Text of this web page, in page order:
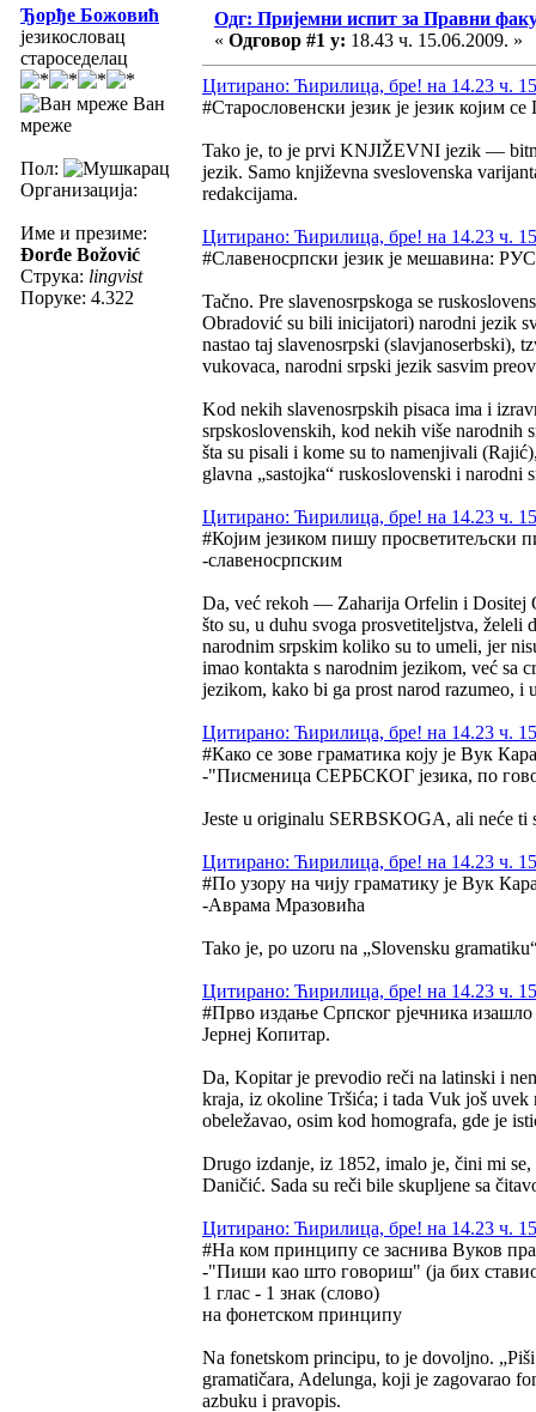
Ђорђе Божовић
језикословац
староседелац
Ван
мреже
Пол:
Организација:
Име и презиме:
Đorđe Božović
Струка: lingvist
Поруке: 4.322
Одг: Пријемни испит за Правни
« Одговор #1 у: 18.43 ч. 15.06.2009. »
Цитирано: Ћирилица, бре! на 14.23 ч.
#Старословенски језик је језик којим
Tako je, to je prvi KNJIŽEVNI jezik —
jezik. Samo književna sveslovenska
redakcijama.
Цитирано: Ћирилица, бре! на 14.23 ч.
#Славеносрпски језик је
Tačno. Pre slavenosrpskoga se
Obradović su bili inicijatori) narodni jezik
nastao taj slavenosrpski (slavjanoserbski),
vukovaca, narodni srpski jezik sasvim
Kod nekih slavenosrpskih pisaca ima i
srpskoslovenskih, kod nekih više
šta su pisali i kome su to namenjivali
glavna „sastojka“ ruskoslovenski i narodni
Цитирано: Ћирилица, бре! на 14.23 ч.
#Којим језиком пишу просветитељски
-славеносрпским
Da, već rekoh — Zaharija Orfelin i Dositej
što su, u duhu svoga prosvetiteljstva, želeli
narodnim srpskim koliko su to umeli, jer
imao kontakta s narodnim jezikom, već sa
jezikom, kako bi ga prost narod razumeo, i
Цитирано: Ћирилица, бре! на 14.23 ч.
#Како се зове граматика коју је Вук
-"Писменица СЕРБСКОГ језика, по
Jeste u originalu SERBSKOGA, ali neće ti
Цитирано: Ћирилица, бре! на 14.23 ч.
#По узору на чију граматику је Вук
-Аврама Мразовића
Tako je, po uzoru na „Slovensku
Цитирано: Ћирилица, бре! на 14.23 ч.
#Прво издање Српског рјечника изашло
Јернеј Копитар.
Da, Kopitar je prevodio reči na latinski i
kraja, iz okoline Tršića; i tada Vuk još
obeležavao, osim kod homografa, gde je
Drugo izdanje, iz 1852, imalo je, čini mi
Daničić. Sada su reči bile skupljene sa
Цитирано: Ћирилица, бре! на 14.23 ч.
#На ком принципу се заснива Вуков
-"Пиши као што говориш" (ја бих
1 глас - 1 знак (слово)
на фонетском принципу
Na fonetskom principu, to je dovoljno.
gramatičara, Adelunga, koji je zagovarao
azbuku i pravopis.